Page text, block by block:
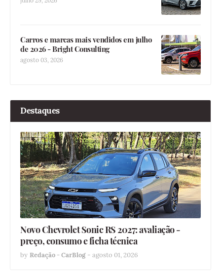
Carros e marcas mais vendidos em julho
de 2026 - Bright Consulting
agosto 03, 2026
Destaques
Novo Chevrolet Sonic RS 2027: avaliação -
preço, consumo e ficha técnica
by Redação - CarBlog - agosto 01, 2026